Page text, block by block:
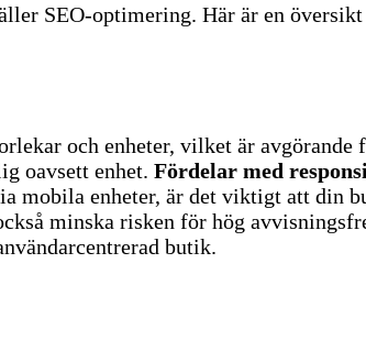
SEO-optimering. Här är en
och enheter, vilket är avgörande
oavsett enhet. Fördelar med
mobila enheter, är det viktigt att din
minska risken för hög
butik.